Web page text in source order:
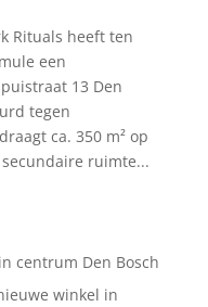
Rituals heeft ten
een
13 Den
tegen
ca. 350 m² op
ruimte...
centrum Den Bosch
winkel in